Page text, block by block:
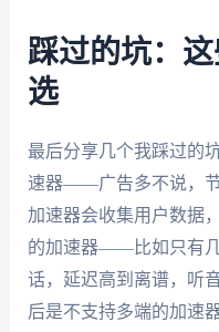
踩过的坑：
选
最后分享几个我踩过的
速器——广告多不说，
加速器会收集用户数据
的加速器——比如只有
话，延迟高到离谱，听
后是不支持多端的加速